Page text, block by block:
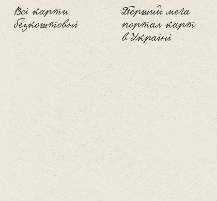
Всі карти
безкоштовні
Перший мега
портал карт
в Україні